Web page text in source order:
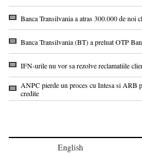
Banca Transilvania a atras 300.000 de noi
Banca Transilvania (BT) a preluat OTP
IFN-urile nu vor sa rezolve reclamatiile
ANPC pierde un proces cu Intesa si ARB
credite
English